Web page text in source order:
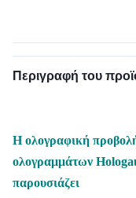
Περιγραφή του
Η ολογραφική
ολογραμμάτων
παρουσιάζει